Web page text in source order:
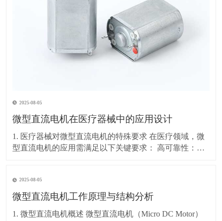
2025-08-05
微型直流电机在医疗器械中的应用设计
1. 医疗器械对微型直流电机的特殊要求 在医疗领域，微
型直流电机的应用需满足以下关键要求： 高可靠性：长
置调节（如输液泵、手术机器人） 小型化：适应便携式
或植入式医疗设备（如胰岛素泵、内
2025-08-05
微型直流电机工作原理与结构分析
1. 微型直流电机概述 微型直流电机（Micro DC Motor）